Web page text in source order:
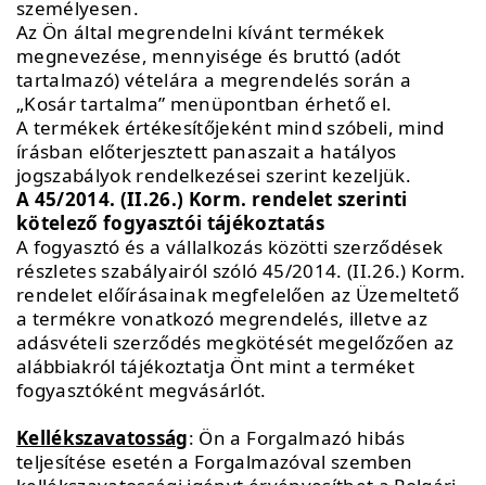
személyesen.
Az Ön által megrendelni kívánt termékek
megnevezése, mennyisége és bruttó (adót
tartalmazó) vételára a megrendelés során a
„Kosár tartalma” menüpontban érhető el.
A termékek értékesítőjeként mind szóbeli, mind
írásban előterjesztett panaszait a hatályos
jogszabályok rendelkezései szerint kezeljük.
A 45/2014. (II.26.) Korm. rendelet szerinti
kötelező fogyasztói tájékoztatás
A fogyasztó és a vállalkozás közötti szerződések
részletes szabályairól szóló 45/2014. (II.26.) Korm.
rendelet előírásainak megfelelően az Üzemeltető
a termékre vonatkozó megrendelés, illetve az
adásvételi szerződés megkötését megelőzően az
alábbiakról tájékoztatja Önt mint a terméket
fogyasztóként megvásárlót.
Kellékszavatosság: Ön a Forgalmazó hibás
teljesítése esetén a Forgalmazóval szemben